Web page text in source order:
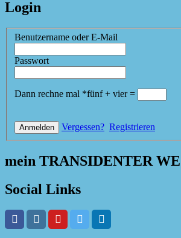
Login
Benutzername oder E-Mail
Passwort
Dann rechne mal *fünf+ vier=
Vergessen? Registrieren
mein TRANSIDENTER
Social Links